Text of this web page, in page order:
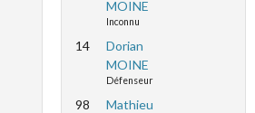
MOINE
Inconnu
14
Dorian
MOINE
Défenseur
98
Mathieu